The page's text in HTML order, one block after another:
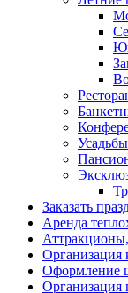
Усадьбы
Заказать
Аренда
Организация
Оформление
Организация